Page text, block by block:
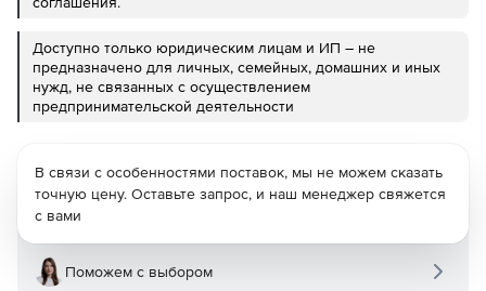
Доступно только юридическим лицам и ИП – не
предназначено для личных, семейных, домашних и иных
нужд, не связанных с осуществлением
предпринимательской деятельности
В связи с особенностями поставок, мы не можем сказать
точную цену. Оставьте запрос, и наш менеджер свяжется
с вами
Поможем с выбором